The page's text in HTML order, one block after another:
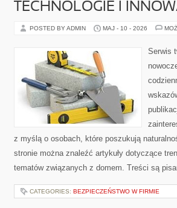
TECHNOLOGIE I
POSTED BY ADMIN MAJ - 10 - 2026
Serwis
z myślą o osobach, które poszukują
stronie można znaleźć artykuły dotyczące
tematów związanych z domem. Treści są
CATEGORIES: BEZPIECZEŃSTWO W FIRMIE